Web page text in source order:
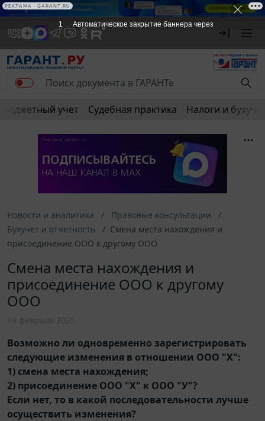
Бюджетный учет Судебная практика Налоги и
Новости и аналитика
Правовые консультации
Бухучет и отчетность
Смена места нахождения и
присоединение ООО к другому ООО
Смена места нахождения и
присоединение ООО к другому
ООО
Возможно ли одновременно зарегистрировать
следующие изменения в отношении ООО "Х":
1) смена места нахождения;
2) присоединение ООО "Х" к ООО "У"?
Если нет, то в какой последовательности лучше
осуществить изменения?